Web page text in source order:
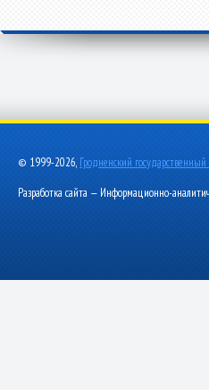
© 1999-2026, Гродненский
Разработка сайта — Информационно-